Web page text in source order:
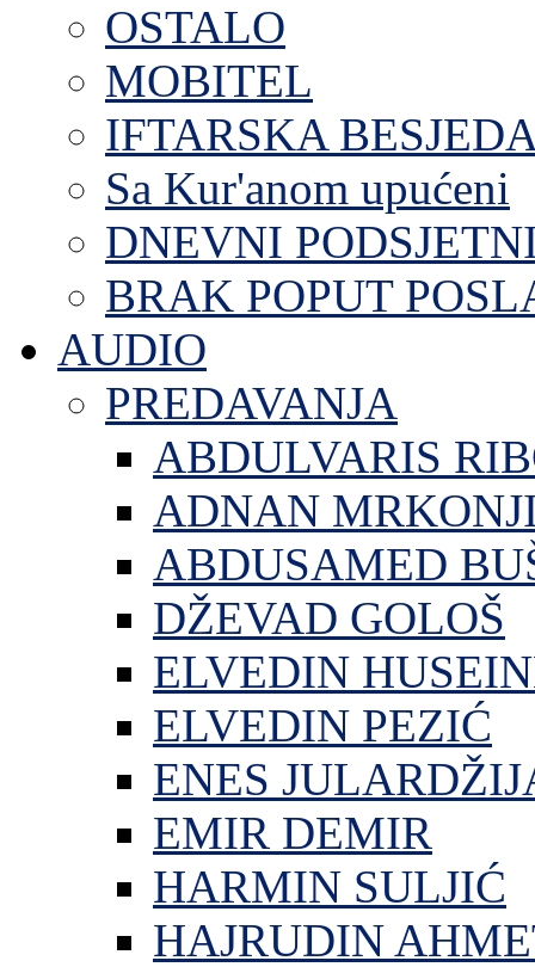
OSTALO
MOBITEL
IFTARSKA
Sa Kur'anom upućeni
DNEVNI
BRAK POPUT
AUDIO
PREDAVANJA
ABDULVARIS
ADNAN
ABDUSAMED
DŽEVAD GOLOŠ
ELVEDIN
ELVEDIN PEZIĆ
ENES
EMIR DEMIR
HARMIN SULJIĆ
HAJRUDIN